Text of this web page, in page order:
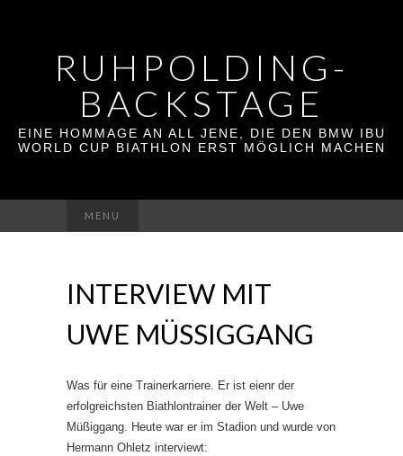
RUHPOLDING-
BACKSTAGE
EINE HOMMAGE AN ALL JENE, DIE DEN BMW IBU
WORLD CUP BIATHLON ERST MÖGLICH MACHEN
MENU
nach:
INTERVIEW MIT
UWE MÜSSIGGANG
Was für eine Trainerkarriere. Er ist eienr der
erfolgreichsten Biathlontrainer der Welt – Uwe
Müßiggang. Heute war er im Stadion und wurde von
Hermann Ohletz interviewt: